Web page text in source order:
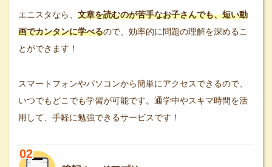
エニスタなら、 文章を読むのが苦手なお子さんでも、短い動
画でカンタンに学べるので、効率的に問題の理解を深めるこ
とができます！
スマートフォンやパソコンから簡単にアクセスできるので、
いつでもどこでも学習が可能です。通学中やスキマ時間を活
用して、手軽に勉強できるサービスです！
02